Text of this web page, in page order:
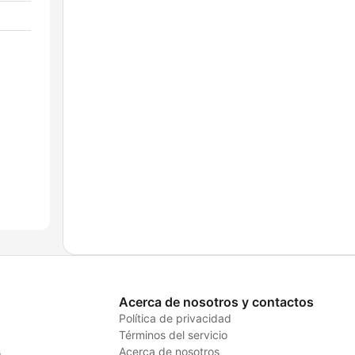
Acerca de nosotros y contactos
Política de privacidad
Términos del servicio
Acerca de nosotros